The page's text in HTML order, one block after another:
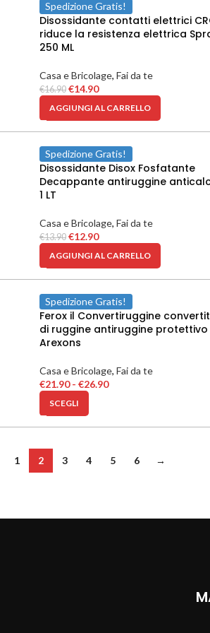
Spedizione Gratis!
Disossidante contatti elettrici
riduce la resistenza elettrica
250 ML
Casa e Bricolage, Fai da te
€16.90 €14.90
AGGIUNGI AL CARRELLO
Spedizione Gratis!
Disossidante Disox Fosfatante
Decappante antiruggine
1 LT
Casa e Bricolage, Fai da te
€13.90 €12.90
AGGIUNGI AL CARRELLO
Spedizione Gratis!
Ferox il Convertiruggine
di ruggine antiruggine protettivo
Arexons
Casa e Bricolage, Fai da te
€21.90 - €26.90
SCEGLI
1 2 3 4 5 6 →